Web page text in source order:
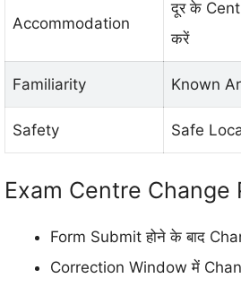
Accommodation
दूर के
करें
Familiarity Known
Safety Safe
Exam Centre Change
Form Submit होने के बाद
Correction Window में